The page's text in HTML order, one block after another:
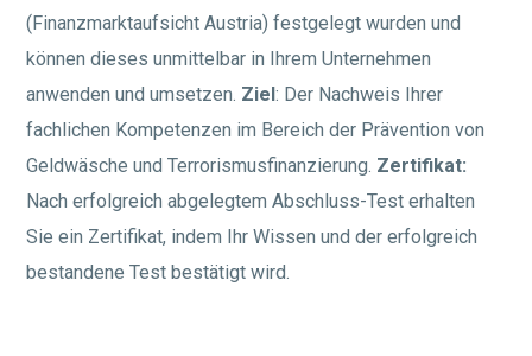
(Finanzmarktaufsicht Austria) festgelegt wurden und
können dieses unmittelbar in Ihrem Unternehmen
anwenden und umsetzen. Ziel: Der Nachweis Ihrer
fachlichen Kompetenzen im Bereich der Prävention von
Geldwäsche und Terrorismusfinanzierung. Zertifikat:
Nach erfolgreich abgelegtem Abschluss-Test erhalten
Sie ein Zertifikat, indem Ihr Wissen und der erfolgreich
bestandene Test bestätigt wird.